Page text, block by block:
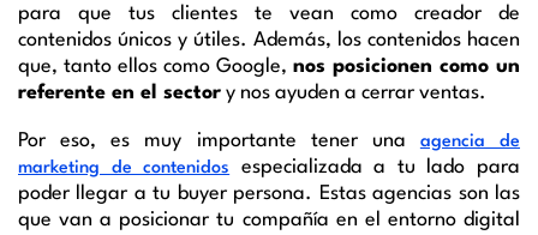
para que tus clientes te vean como creador de
contenidos únicos y útiles. Además, los contenidos hacen
que, tanto ellos como Google, nos posicionen como un
referente en el sector y nos ayuden a cerrar ventas.
Por eso, es muy importante tener una agencia de
marketing de contenidos
especializada a tu lado para
poder llegar a tu buyer persona. Estas agencias son las
que van a posicionar tu compañía en el entorno digital